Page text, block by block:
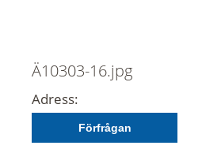
Ä10303-16.jpg
Adress:
Förfrågan